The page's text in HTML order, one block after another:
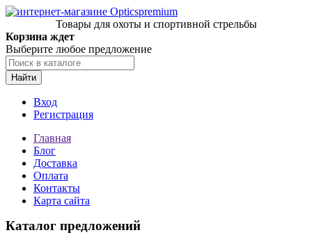
Товары для охоты и спортивной стрельбы
Корзина ждет
Выберите любое предложение
Найти
Вход
Регистрация
Главная
Блог
Доставка
Оплата
Контакты
Карта сайта
Каталог предложений